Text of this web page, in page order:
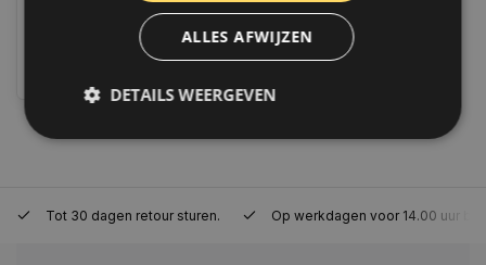
Tot 30 dagen retour sturen. Op werkdagen voor 14.00 uur
ALLES AFWIJZEN
DETAILS WEERGEVEN
Functioneel
Niet-geclassificeerd